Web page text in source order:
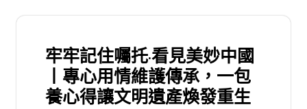
牢牢記住囑托·看見美妙中國
丨專心用情維護傳承，一包
養心得讓文明遺產煥發重生